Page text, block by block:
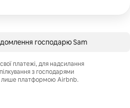
господарю Sam
платежі, для надсилання
з господарями
лише платформою Airbnb.